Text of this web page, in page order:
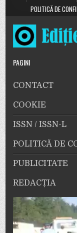
POLITICĂ DE
PAGINI
CONTACT
COOKIE
ISSN / ISSN-L
POLITICĂ DE
PUBLICITATE
REDACȚIA